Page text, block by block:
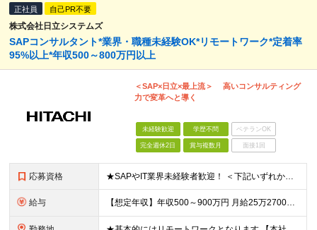
正社員 自己PR不要
株式会社日立システムズ
SAPコンサルタント*業界・職種未経験OK*リモートワーク*定着率
95%以上*年収500～800万円以上
＜SAP×日立×最上流＞ 高いコンサルティング
力で変革へと導く
未経験歓迎 学歴不問 ベテランOK
完全週休2日 賞与複数月 面接1回
応募資格 ★SAPやIT業界未経験者歓迎！ ＜下記いずれかのご経験をお持ちの方＞ ◆パッケージ製品の導入経験をお持ちの方（SAP経験は不問） ◆製造業・商社のお客様向けのシステム開発において、要件定義のご経験
給与 【想定年収】年収500～900万円 月給25万2700円～41万8000円 ※給与額は年齢・経験・能力を考慮のうえ、当社規定により優遇します。 ※試用期間は3ヶ月。その間の給与・待遇に差異はありませ